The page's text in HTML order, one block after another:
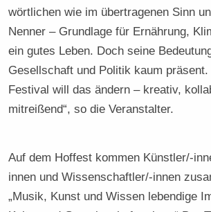
wörtlichen wie im übertragenen Sinn
Nenner – Grundlage für Ernährung,
ein gutes Leben. Doch seine
Gesellschaft und Politik kaum
Festival will das ändern – kreativ,
mitreißend“, so die Veranstalter.
Auf dem Hoffest kommen Künstler/-
innen und Wissenschaftler/-innen
„Musik, Kunst und Wissen lebendige